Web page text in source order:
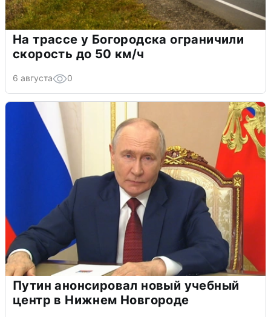
На трассе у Богородска ограничили
скорость до 50 км/ч
6 августа 0
Путин анонсировал новый учебный
центр в Нижнем Новгороде